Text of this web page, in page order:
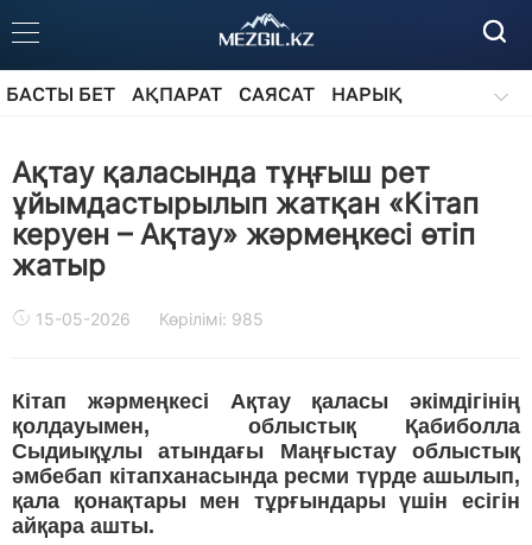
БАСТЫ БЕТ АҚПАРАТ САЯСАТ
НАРЫҚ
Ақтау қаласында тұңғыш рет
ұйымдастырылып жатқан «Кітап
керуен – Ақтау» жәрмеңкесі өтіп
жатыр
15-05-2026 Көрілімі: 985
Кітап жәрмеңкесі Ақтау қаласы әкімдігінің
қолдауымен, облыстық Қабиболла
Сыдиықұлы атындағы Маңғыстау облыстық
әмбебап кітапханасында ресми түрде ашылып,
қала қонақтары мен тұрғындары үшін есігін
айқара ашты.